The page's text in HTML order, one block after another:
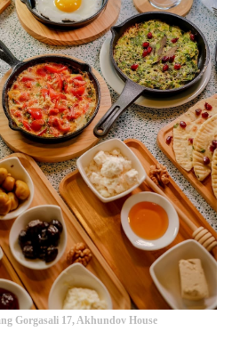
Gorgasali 17, Akhundov House